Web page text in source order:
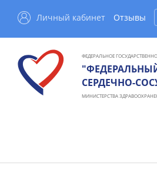
Личный кабинет Отзывы
ФЕДЕРАЛЬНОЕ
СЕРДЕЧНО-
МИНИСТЕРСТВА